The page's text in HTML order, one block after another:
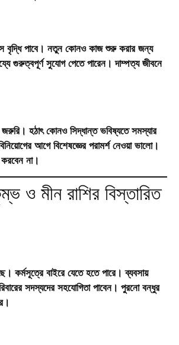
বৃদ্ধি পাবে। নতুন কোনও কাজ শুরু করার জন্য
গুরুত্বপূর্ণ সুযোগ পেতে পারেন। দাম্পত্য জীবনে
জরুরি। হঠাৎ কোনও সিদ্ধান্ত ভবিষ্যতে সমস্যার
আগে বিশেষজ্ঞের পরামর্শ নেওয়া ভালো।
করবেন না।
ও মীন রাশির বিস্তারিত
কর্মসূত্রে বাইরে যেতে হতে পারে। ব্যবসায়
সদস্যদের সহযোগিতা পাবেন। পুরনো বন্ধুর